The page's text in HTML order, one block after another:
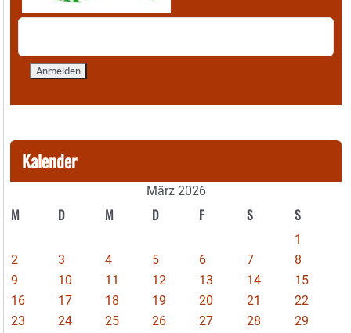
Kalender
März 2026
M D M D F S S
1
2
3 4 5 6 7
8
9
10 11 12 13 14
15
16
17 18 19 20 21
22
23
24 25 26 27 28
29